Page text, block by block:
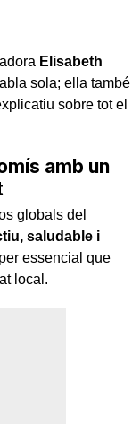
Elisabeth
sola; ella també
sobre tot el
amb un
globals del
saludable i
essencial que
local.